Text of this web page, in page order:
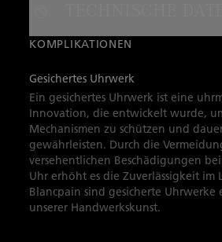
KOMPLIKATIONEN
Gesichertes Uhrwerk
Ein gesichertes Uhrwerk ist eine
Innovation, die entwickelt wurde,
Mechanismen zu schützen und
gewährleisten. Durch die
versehentlichen Beschädigungen
Uhr erhöht es die Zuverlässigkeit im
Blancpain sind gesicherte Uhrwerke
unserer Handwerkskunst.